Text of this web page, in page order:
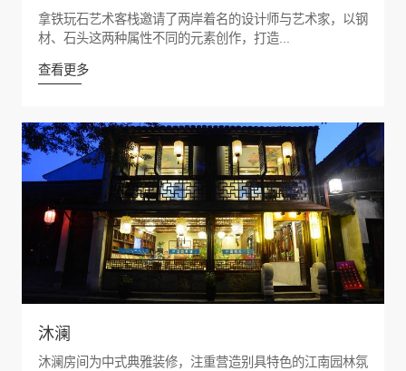
拿铁玩石艺术客栈邀请了两岸着名的设计师与艺术家，以钢
材、石头这两种属性不同的元素创作，打造...
查看更多
沐澜
沐澜房间为中式典雅装修，注重营造别具特色的江南园林氛